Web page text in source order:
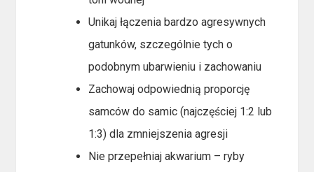
Unikaj łączenia bardzo agresywnych
gatunków, szczególnie tych o
podobnym ubarwieniu i zachowaniu
Zachowaj odpowiednią proporcję
samców do samic (najczęściej 1:2 lub
1:3) dla zmniejszenia agresji
Nie przepełniaj akwarium – ryby